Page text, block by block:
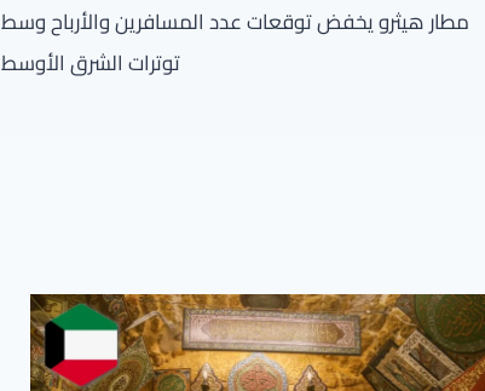
مطار هيثرو يخفض توقعات عدد المسافرين والأرباح وسط
توترات الشرق الأوسط